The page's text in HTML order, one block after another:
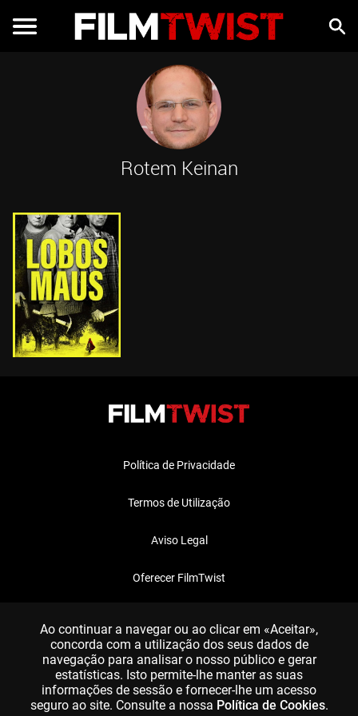
Rotem Keinan
Política de Privacidade
Termos de Utilização
Aviso Legal
Oferecer FilmTwist
Ao continuar a navegar ou ao clicar em «Aceitar»,
concorda com a utilização dos seus dados de
navegação para analisar o nosso público e gerar
estatísticas. Isto permite-lhe manter as suas
informações de sessão e fornecer-lhe um acesso
seguro ao site. Consulte a nossa Política de Cookies.